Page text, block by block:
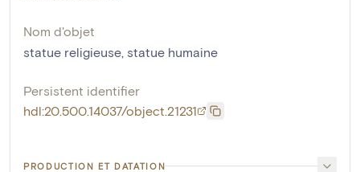
Nom d'objet
statue religieuse statue humaine
Persistent identifier
hdl:20.500.14037/object.21231
PRODUCTION ET DATATION